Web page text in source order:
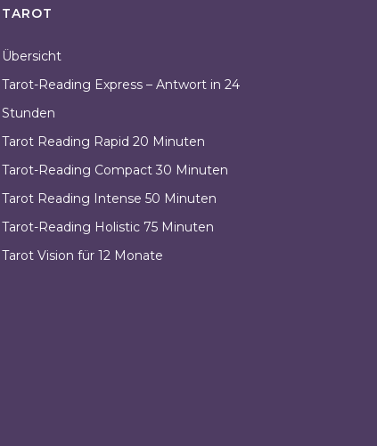
TAROT
Übersicht
Tarot-Reading Express – Antwort in 24
Stunden
Tarot Reading Rapid 20 Minuten
Tarot-Reading Compact 30 Minuten
Tarot Reading Intense 50 Minuten
Tarot-Reading Holistic 75 Minuten
Tarot Vision für 12 Monate